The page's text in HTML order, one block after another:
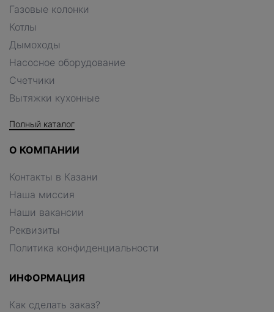
Газовые колонки
Котлы
Дымоходы
Насосное оборудование
Счетчики
Вытяжки кухонные
Полный каталог
О КОМПАНИИ
Контакты в Казани
Наша миссия
Наши вакансии
Реквизиты
Политика конфиденциальности
ИНФОРМАЦИЯ
Как сделать заказ?